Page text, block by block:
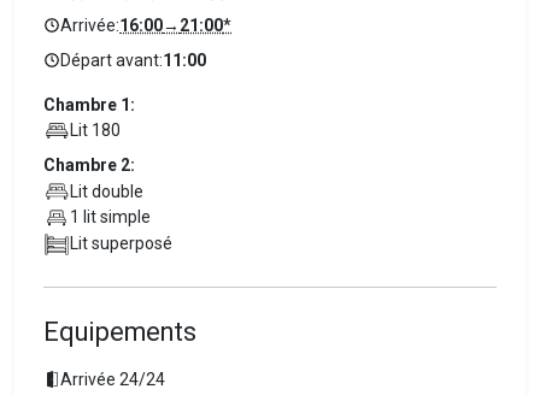
Arrivée:16:00→ 21:00*
Départ avant:11:00
Chambre 1:
Lit 180
Chambre 2:
Lit double
1 lit simple
Lit superposé
Equipements
Arrivée 24/24